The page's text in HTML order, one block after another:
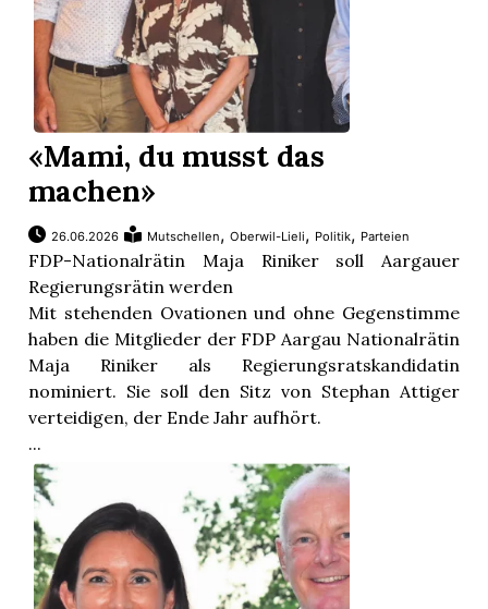
«Mami, du musst das
machen»
26.06.2026 Mutschellen,Oberwil-Lieli, Politik, Parteien
FDP-Nationalrätin Maja Riniker soll Aargauer
Regierungsrätin werden
Mit stehenden Ovationen und ohne Gegenstimme
haben die Mitglieder der FDP Aargau Nationalrätin
Maja Riniker als Regierungsratskandidatin
nominiert. Sie soll den Sitz von Stephan Attiger
verteidigen, der Ende Jahr aufhört.
...